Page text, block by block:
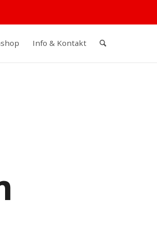
Info & Kontakt